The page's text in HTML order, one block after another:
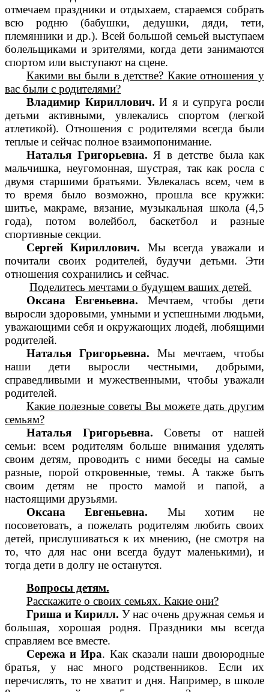
отмечаем праздники и отдыхаем, стараемся собрать
всю родню (бабушки, дедушки, дяди, тети,
племянники и др.). Всей большой семьей выступаем
болельщиками и зрителями, когда дети занимаются
спортом или выступают на сцене.
Какими вы были в детстве? Какие отношения у
вас были с родителями?
Владимир Кириллович.И я и супруга росли
детьми активными, увлекались спортом (легкой
атлетикой). Отношения с родителями всегда были
теплые и сейчас полное взаимопонимание.
Наталья Григорьевна. Я в детстве была как
мальчишка, неугомонная, шустрая, так как росла с
двумя старшими братьями. Увлекалась всем, чем в
то время было возможно, прошла все кружки:
шитье, макраме, вязание, музыкальная школа (4,5
года), потом волейбол, баскетбол и разные
спортивные секции.
Сергей Кириллович. Мы всегда уважали и
почитали своих родителей, будучи детьми. Эти
отношения сохранились и сейчас.
Поделитесь мечтами о будущем ваших детей.
Оксана Евгеньевна. Мечтаем, чтобы дети
выросли здоровыми, умными и успешными людьми,
уважающими себя и окружающих людей, любящими
родителей.
Наталья Григорьевна. Мы мечтаем, чтобы
наши дети выросли честными, добрыми,
справедливыми и мужественными, чтобы уважали
родителей.
Какие полезные советы Вы можете дать другим
семьям?
Наталья Григорьевна. Советы от нашей
семьи: всем родителям больше внимания уделять
своим детям, проводить с ними беседы на самые
разные, порой откровенные, темы. А также быть
своим детям не просто мамой и папой, а
настоящими друзьями.
Оксана Евгеньевна. Мы хотим не
посоветовать, а пожелать родителям любить своих
детей, прислушиваться к их мнению, (не смотря на
то, что для нас они всегда будут маленькими), и
тогда дети в долгу не останутся.
Вопросы детям.
Расскажите о своих семьях. Какие они?
Гриша и Кирилл. У нас очень дружная семья и
большая, хорошая родня. Праздники мы всегда
справляем все вместе.
Сережа и Ира. Как сказали наши двоюродные
братья, у нас много родственников. Если их
перечислять, то не хватит и дня. Например, в школе